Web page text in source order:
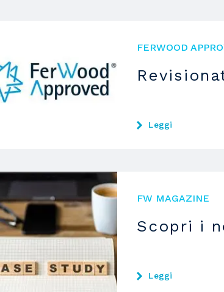
FERWOOD
Leggi
FW MAGAZINE
Scopri i
Leggi